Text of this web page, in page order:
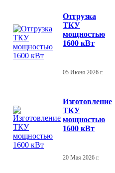
Отгрузка
ТКУ
мощностью
1600 кВт
05 Июня 2026 г.
Изготовление
ТКУ
мощностью
1600 кВт
20 Мая 2026 г.